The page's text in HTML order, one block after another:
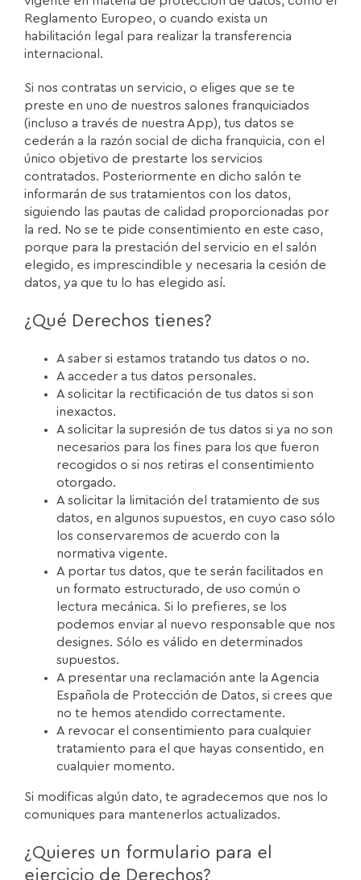
Reglamento Europeo, o cuando exista un
habilitación legal para realizar la transferencia
internacional.
Si nos contratas un servicio, o eliges que se te
preste en uno de nuestros salones franquiciados
(incluso a través de nuestra App), tus datos se
cederán a la razón social de dicha franquicia, con el
único objetivo de prestarte los servicios
contratados. Posteriormente en dicho salón te
informarán de sus tratamientos con los datos,
siguiendo las pautas de calidad proporcionadas por
la red. No se te pide consentimiento en este caso,
porque para la prestación del servicio en el salón
elegido, es imprescindible y necesaria la cesión de
datos, ya que tu lo has elegido así.
¿Qué Derechos tienes?
A saber si estamos tratando tus datos o no.
A acceder a tus datos personales.
A solicitar la rectificación de tus datos si son
inexactos.
A solicitar la supresión de tus datos si ya no son
necesarios para los fines para los que fueron
recogidos o si nos retiras el consentimiento
otorgado.
A solicitar la limitación del tratamiento de sus
datos, en algunos supuestos, en cuyo caso sólo
los conservaremos de acuerdo con la
normativa vigente.
A portar tus datos, que te serán facilitados en
un formato estructurado, de uso común o
lectura mecánica. Si lo prefieres, se los
podemos enviar al nuevo responsable que nos
designes. Sólo es válido en determinados
supuestos.
A presentar una reclamación ante la Agencia
Española de Protección de Datos, si crees que
no te hemos atendido correctamente.
A revocar el consentimiento para cualquier
tratamiento para el que hayas consentido, en
cualquier momento.
Si modificas algún dato, te agradecemos que nos lo
comuniques para mantenerlos actualizados.
¿Quieres un formulario para el
ejercicio de Derechos?